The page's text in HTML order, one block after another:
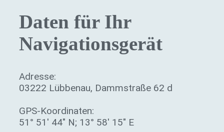
Daten für Ihr
Navigationsgerät
Adresse:
03222 Lübbenau, Dammstraße 62 d
GPS-Koordinaten:
51° 51′ 44″ N; 13° 58′ 15″ E